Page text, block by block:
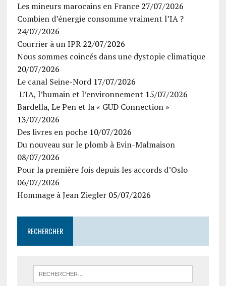
Les mineurs marocains en France 27/07/2026
Combien d’énergie consomme vraiment l’IA ?
24/07/2026
Courrier à un IPR 22/07/2026
Nous sommes coincés dans une dystopie climatique
20/07/2026
Le canal Seine-Nord 17/07/2026
L’IA, l’humain et l’environnement 15/07/2026
Bardella, Le Pen et la « GUD Connection »
13/07/2026
Des livres en poche 10/07/2026
Du nouveau sur le plomb à Evin-Malmaison
08/07/2026
Pour la première fois depuis les accords d’Oslo
06/07/2026
Hommage à Jean Ziegler 05/07/2026
RECHERCHER